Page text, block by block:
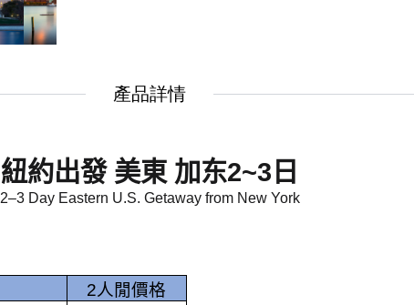
產品詳情
紐約出發 美東 加东2~3 日
2–3 Day Eastern U.S. Getaway from New York
2人閒價格